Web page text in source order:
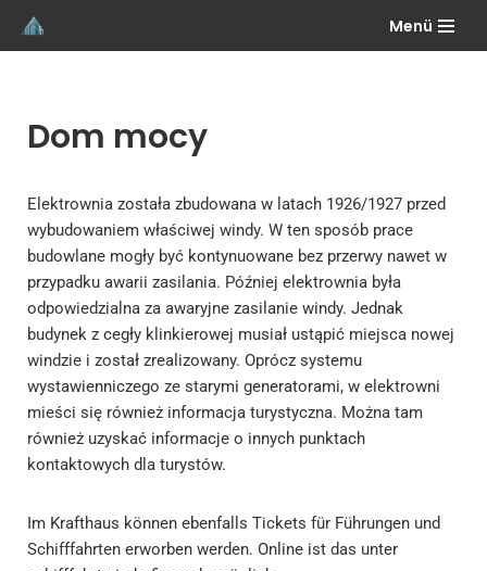
Przejdź
Menü
Dom mocy
Elektrownia została zbudowana w latach 1926/1927 przed
wybudowaniem właściwej windy. W ten sposób prace
budowlane mogły być kontynuowane bez przerwy nawet w
przypadku awarii zasilania. Później elektrownia była
odpowiedzialna za awaryjne zasilanie windy. Jednak
budynek z cegły klinkierowej musiał ustąpić miejsca nowej
windzie i został zrealizowany. Oprócz systemu
wystawienniczego ze starymi generatorami, w elektrowni
mieści się również informacja turystyczna. Można tam
również uzyskać informacje o innych punktach
kontaktowych dla turystów.
Im Krafthaus können ebenfalls Tickets für Führungen und
Schifffahrten erworben werden. Online ist das unter